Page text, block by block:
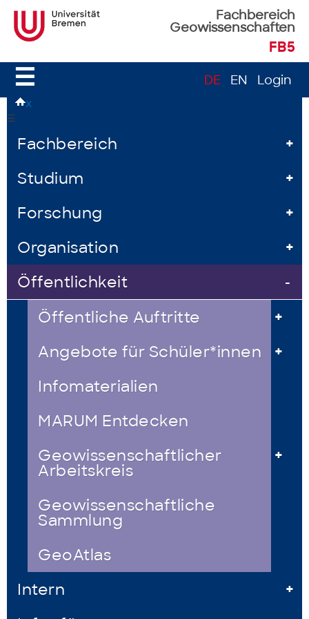
Fachbereich
Geowissenschaften
FB5
☰ DE EN Login
x
☰
Fachbereich +
Studium +
Forschung +
Organisation +
Öffentlichkeit -
Öffentliche Auftritte +
Angebote für Schüler*innen +
Infomaterialien
MARUM Entdecken
Geowissenschaftlicher
Arbeitskreis
+
Geowissenschaftliche
Sammlung
GeoAtlas
Intern +